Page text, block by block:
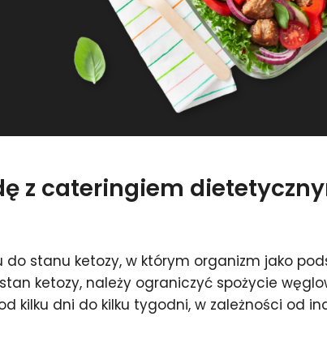
z cateringiem
stanu ketozy, w którym organizm jako
ketozy, należy ograniczyć spożycie
kilku dni do kilku tygodni, w zależności od